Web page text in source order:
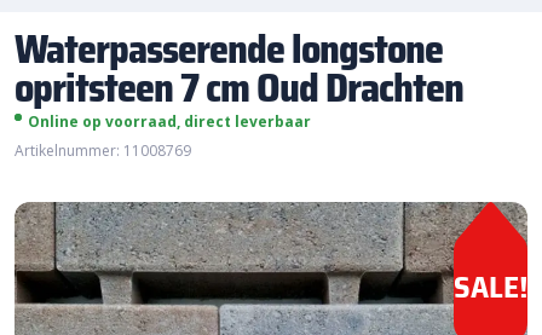
Waterpasserende longstone
opritsteen 7 cm Oud Drachten
Online op voorraad, direct leverbaar
Artikelnummer: 11008769
SALE!